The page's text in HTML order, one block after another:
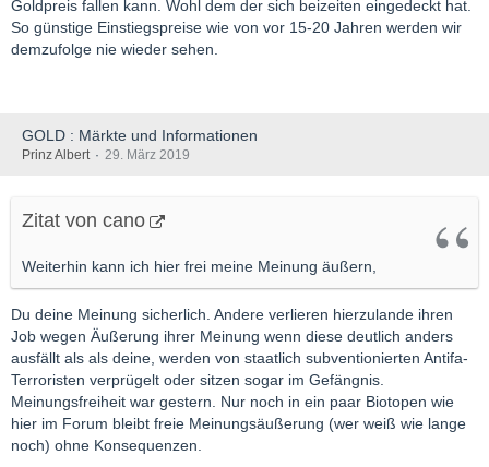
Goldpreis fallen kann. Wohl dem der sich beizeiten eingedeckt hat.
So günstige Einstiegspreise wie von vor 15-20 Jahren werden wir
demzufolge nie wieder sehen.
GOLD : Märkte und Informationen
Prinz Albert 29. März 2019
Zitat von cano
Weiterhin kann ich hier frei meine Meinung äußern,
Du deine Meinung sicherlich. Andere verlieren hierzulande ihren
Job wegen Äußerung ihrer Meinung wenn diese deutlich anders
ausfällt als als deine, werden von staatlich subventionierten Antifa-
Terroristen verprügelt oder sitzen sogar im Gefängnis.
Meinungsfreiheit war gestern. Nur noch in ein paar Biotopen wie
hier im Forum bleibt freie Meinungsäußerung (wer weiß wie lange
noch) ohne Konsequenzen.